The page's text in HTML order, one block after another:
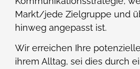
Markt/jede Zielgruppe und
hinweg angepasst ist.
Wir erreichen Ihre
ihrem Alltag, sei dies durch